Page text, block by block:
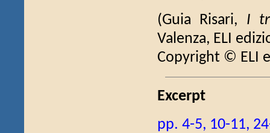
(Guia Risari, I
Valenza, ELI
Copyright © ELI
Excerpt
pp. 4-5, 10-11,